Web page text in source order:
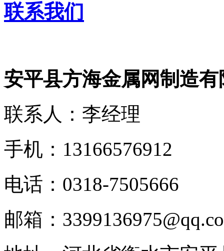
联系我们
安平县方海金属网制造有
联系人：李经理
手机：13166576912
电话：0318-7505666
邮箱：